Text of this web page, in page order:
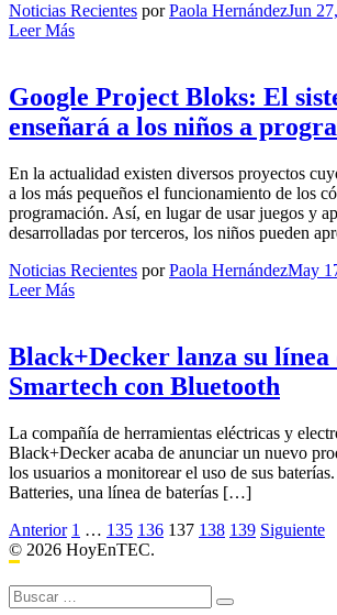
Noticias Recientes porPaola HernándezJun
Leer Más
Google Project Bloks: El
enseñará a los niños a
En la actualidad existen diversos proyectos
a los más pequeños el funcionamiento de los
programación. Así, en lugar de usar juegos y
desarrolladas por terceros, los niños pueden
Noticias Recientes porPaola HernándezMay
Leer Más
Black+Decker lanza su línea
Smartech con Bluetooth
La compañía de herramientas eléctricas y
Black+Decker acaba de anunciar un nuevo
los usuarios a monitorear el uso de sus
Batteries, una línea de baterías […]
Ir
a
las
Anterior 1 … 135 136 137 138 139 Siguiente
© 2026 HoyEnTEC.
Buscar: